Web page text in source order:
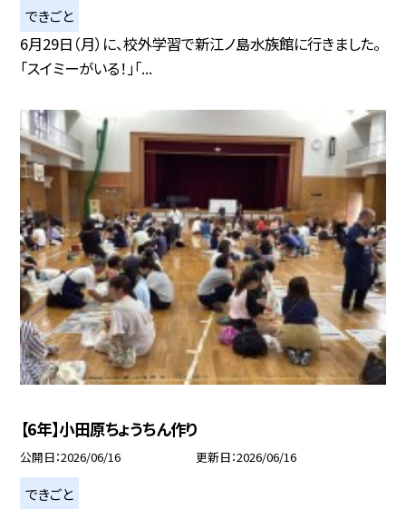
できごと
6月29日（月）に、校外学習で新江ノ島水族館に行きました。
「スイミーがいる！」「...
【6年】小田原ちょうちん作り
公開日 2026/06/16 更新日 2026/06/16
できごと